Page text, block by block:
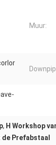
Muur:
, H Workshop
de Prefabstaal